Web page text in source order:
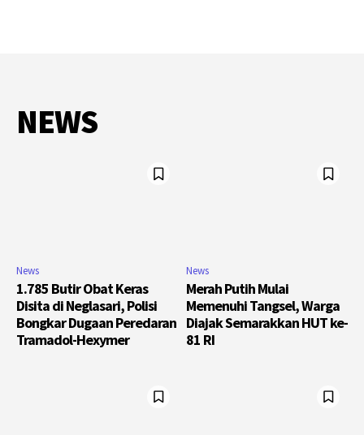
NEWS
News
1.785 Butir Obat Keras
Disita di Neglasari, Polisi
Bongkar Dugaan Peredaran
Tramadol-Hexymer
News
Merah Putih Mulai
Memenuhi Tangsel, Warga
Diajak Semarakkan HUT ke-
81 RI